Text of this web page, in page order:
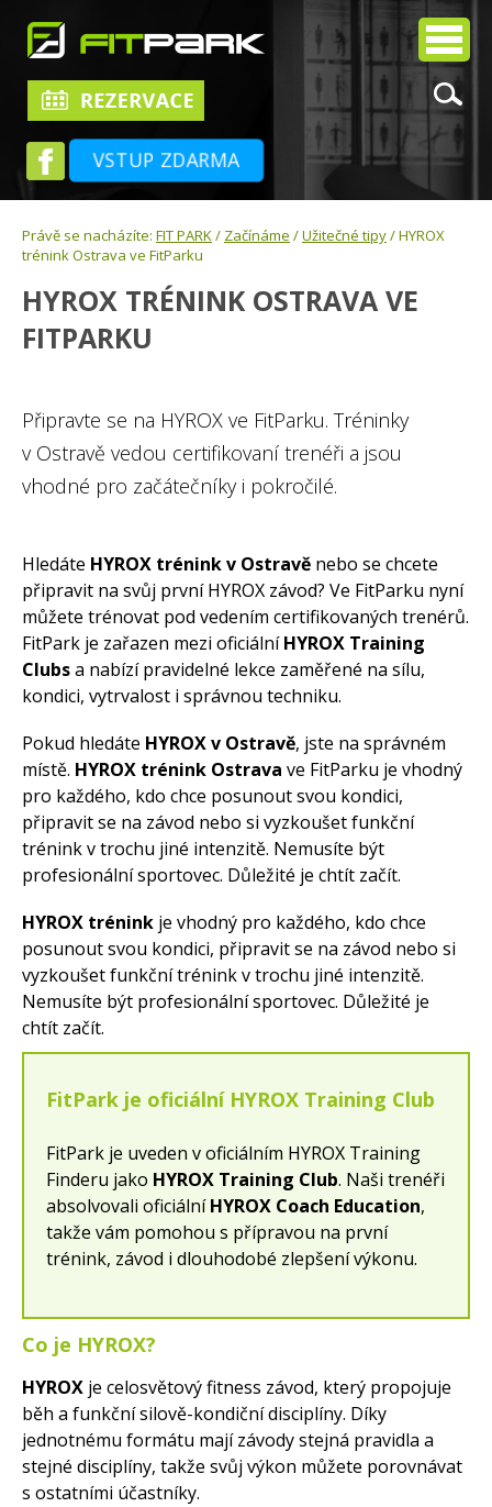
VSTUP ZDARMA
Právě se nacházíte: FIT PARK/ Začínáme /Užitečné tipy/ HYROX
trénink Ostrava ve FitParku
HYROX TRÉNINK OSTRAVA VE
FITPARKU
Připravte se na HYROX ve FitParku. Tréninky
v Ostravě vedou certifikovaní trenéři a jsou
vhodné pro začátečníky i pokročilé.
Hledáte HYROX trénink v Ostravě nebo se chcete
připravit na svůj první HYROX závod? Ve FitParku nyní
můžete trénovat pod vedením certifikovaných trenérů.
FitPark je zařazen mezi oficiálníHYROX Training
Clubsa nabízí pravidelné lekce zaměřené na sílu,
kondici, vytrvalost i správnou techniku.
Pokud hledáte HYROX v Ostravě, jste na správném
místě. HYROX trénink Ostrava ve FitParku je vhodný
pro každého, kdo chce posunout svou kondici,
připravit se na závod nebo si vyzkoušet funkční
trénink v trochu jiné intenzitě. Nemusíte být
profesionální sportovec. Důležité je chtít začít.
HYROX trénink je vhodný pro každého, kdo chce
posunout svou kondici, připravit se na závod nebo si
vyzkoušet funkční trénink v trochu jiné intenzitě.
Nemusíte být profesionální sportovec. Důležité je
chtít začít.
FitPark je oficiální HYROX Training Club
FitPark je uveden v oficiálním HYROX Training
Finderu jako HYROX Training Club. Naši trenéři
absolvovali oficiálníHYROX Coach Education,
takže vám pomohou s přípravou na první
trénink, závod i dlouhodobé zlepšení výkonu.
Co je HYROX?
HYROX je celosvětový fitness závod, který propojuje
běh a funkční silově-kondiční disciplíny. Díky
jednotnému formátu mají závody stejná pravidla a
stejné disciplíny, takže svůj výkon můžete porovnávat
s ostatními účastníky.